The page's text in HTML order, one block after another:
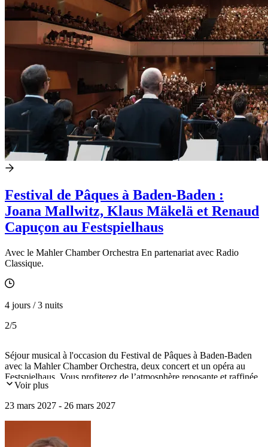
Festival de Pâques à Baden-Baden :
Joana Mallwitz, Klaus Mäkelä et Renaud
Capuçon au Festspielhaus
Avec le Mahler Chamber Orchestra En partenariat avec Radio
Classique.
4 jours / 3 nuits
2/5
Séjour musical à l'occasion du Festival de Pâques à Baden-Baden
avec la Mahler Chamber Orchestra, deux concert et un opéra au
Festspielhaus. Vous profiterez de l’atmosphère reposante et raffinée
de la cité thermale nichée au pied de la forêt Noire...
Voir plus
23 mars 2027 - 26 mars 2027